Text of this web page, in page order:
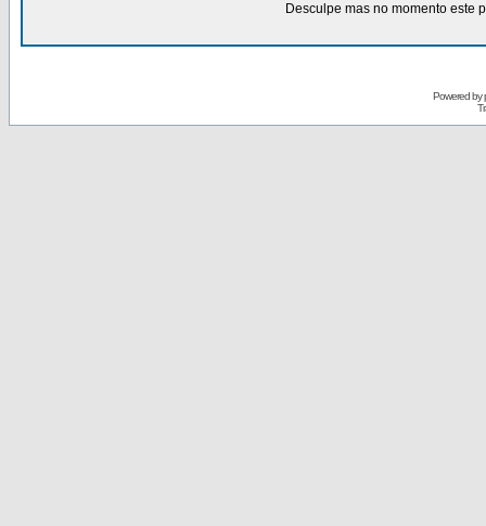
Desculpe mas no momento este
Powered by